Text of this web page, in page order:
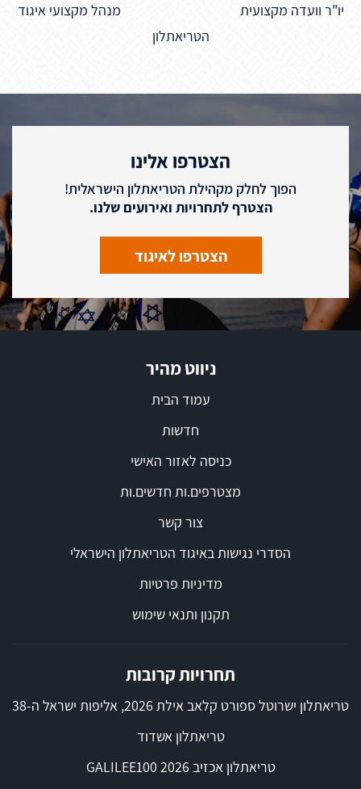
יו"ר וועדה מקצועית מנהל מקצועי איגוד
הטריאתלון
הצטרפו אלינו
הפוך לחלק מקהילת הטריאתלון הישראלית!
הצטרף לתחרויות ואירועים שלנו.
הצטרפו לאיגוד
ניווט מהיר
עמוד הבית
חדשות
כניסה לאזור האישי
מצטרפים.ות חדשים.ות
צור קשר
הסדרי נגישות באיגוד הטריאתלון הישראלי
מדיניות פרטיות
תקנון ותנאי שימוש
תחרויות קרובות
טריאתלון ישרוטל ספורט קלאב אילת 2026, אליפות ישראל ה-38
טריאתלון אשדוד
טריאתלון אכזיב 2026 GALILEE100